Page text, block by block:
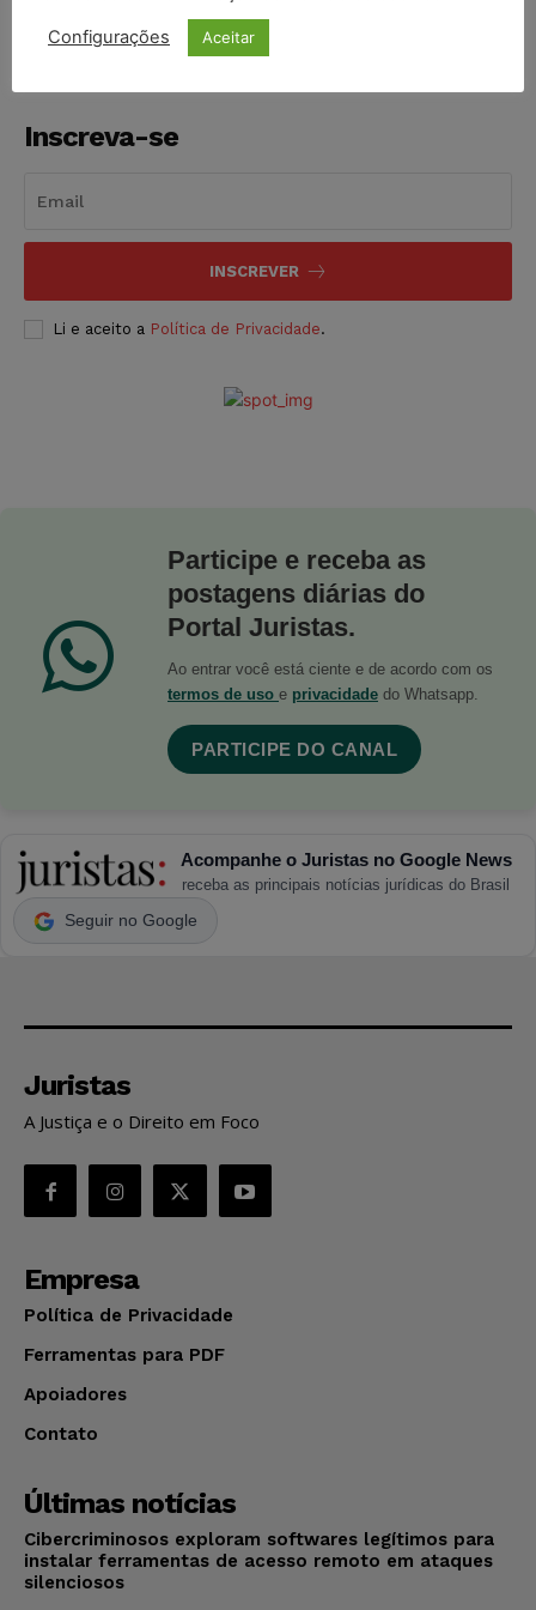
Inscreva-se
INSCREVER
Li e aceito a Política de Privacidade.
Participe e receba as
postagens diárias do
Portal Juristas.
Ao entrar você está ciente e de acordo com os
termos de uso e privacidade do Whatsapp.
PARTICIPE DO CANAL
Acompanhe o Juristas no Google News
receba as principais notícias jurídicas do Brasil
Seguir no Google
Juristas
A Justiça e o Direito em Foco
Empresa
Política de Privacidade
Ferramentas para PDF
Apoiadores
Contato
Últimas notícias
Cibercriminosos exploram softwares legítimos para
instalar ferramentas de acesso remoto em ataques
silenciosos
Configurações Aceitar